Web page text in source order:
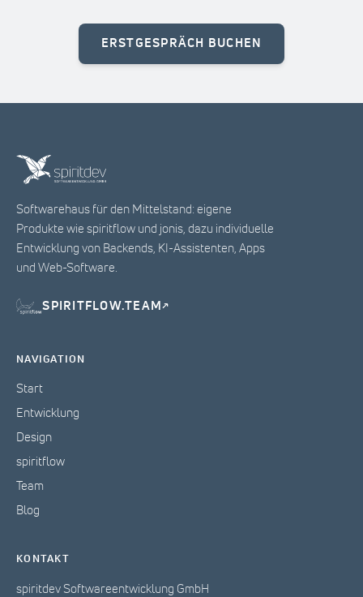
ERSTGESPRÄCH BUCHEN
Softwarehaus für den Mittelstand: eigene
Produkte wie spiritflow und jonis, dazu individuelle
Entwicklung von Backends, KI-Assistenten, Apps
und Web-Software.
SPIRITFLOW.TEAM↗
NAVIGATION
Start
Entwicklung
Design
spiritflow
Team
Blog
KONTAKT
spiritdev Softwareentwicklung GmbH